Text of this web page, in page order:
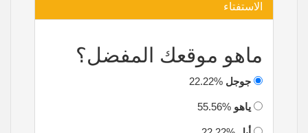
الاستفتاء
ماهو موقعك المفضل؟
جوجل
ياهو